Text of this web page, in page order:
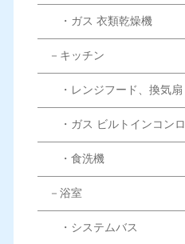
・ガス 衣類乾燥機
－キッチン
・レンジフード、換気扇
・ガス ビルトインコンロ
・食洗機
－浴室
・システムバス